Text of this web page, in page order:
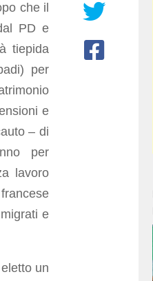
che il
PD e
tiepida
per
e
– di
per
lavoro
e
un